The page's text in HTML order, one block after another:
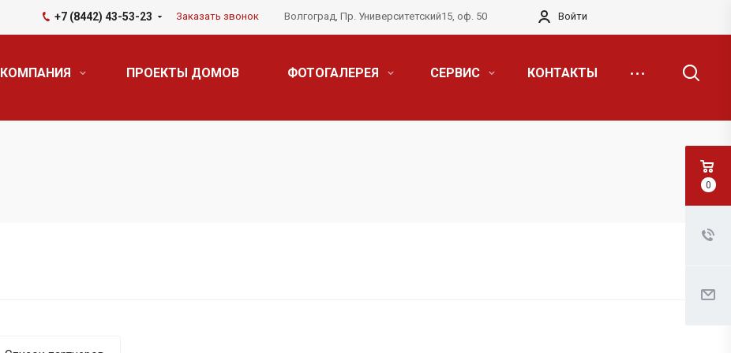
+7 (8442) 43-53-23 Заказать звонок Волгоград, Пр. Университетский15, оф. 50 Войти
КОМПАНИЯ ПРОЕКТЫ ДОМОВ ФОТОГАЛЕРЕЯ СЕРВИС КОНТАКТЫ
0